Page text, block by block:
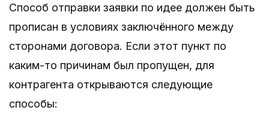
Способ отправки заявки по идее должен быть
прописан в условиях заключённого между
сторонами договора. Если этот пункт по
каким-то причинам был пропущен, для
контрагента открываются следующие
способы: